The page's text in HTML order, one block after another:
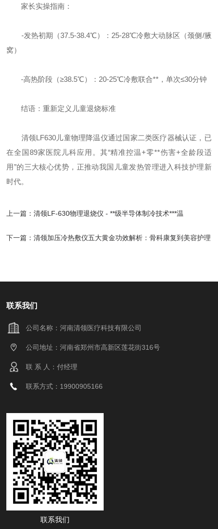
家长实操指南：
-发热初期（37.5-38.4℃）：25-28℃冷敷大动脉区（颈侧/腋
窝）
-高热阶段（≥38.5℃）：20-25℃冷敷联合**，单次≤30分钟
结语：重新定义儿童退烧标准
清领LF630儿童物理降温仪通过国家二类医疗器械认证，已
在全国89家医院儿科应用。其“精准控温+零**伤害+全龄段适
用”的三大核心优势，正推动我国儿童发热管理进入科技护理新
时代。
上一篇：清领LF-630物理退烧仪 - **级半导体制冷技术***温
下一篇：清领加压冷热敷仪五大黄金功效解析：骨科康复到美容护理
联系我们
公司名称：河南清领医疗科技有限公司
公司地址：河南省郑州市高新区莲花街316号
联 系 人：付经理
联系方式：19900905166
联系我们